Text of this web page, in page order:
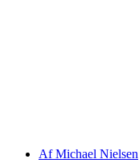
AfMichael Nielsen